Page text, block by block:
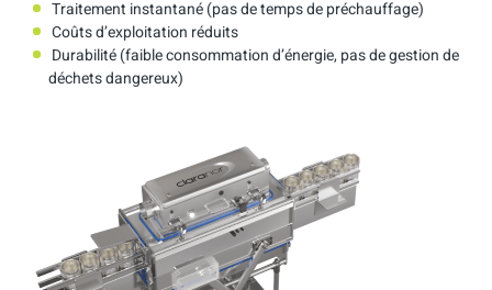
Traitement instantané (pas de temps de préchauffage)
Coûts d’exploitation réduits
Durabilité (faible consommation d’énergie, pas de gestion de
déchets dangereux)